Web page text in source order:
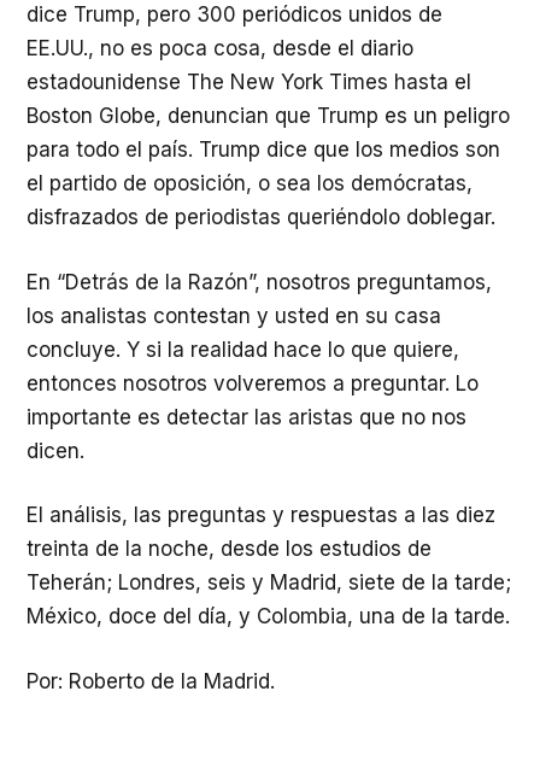
dice Trump, pero 300 periódicos unidos de
EE.UU., no es poca cosa, desde el diario
estadounidense The New York Times hasta el
Boston Globe, denuncian que Trump es un peligro
para todo el país. Trump dice que los medios son
el partido de oposición, o sea los demócratas,
disfrazados de periodistas queriéndolo doblegar.
En “Detrás de la Razón”, nosotros preguntamos,
los analistas contestan y usted en su casa
concluye. Y si la realidad hace lo que quiere,
entonces nosotros volveremos a preguntar. Lo
importante es detectar las aristas que no nos
dicen.
El análisis, las preguntas y respuestas a las diez
treinta de la noche, desde los estudios de
Teherán; Londres, seis y Madrid, siete de la tarde;
México, doce del día, y Colombia, una de la tarde.
Por: Roberto de la Madrid.